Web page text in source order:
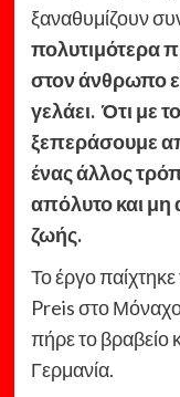
ξαναθυμίζουν
πολυτιμότερα
στον άνθρωπο
γελάει. Ότι με
ξεπεράσουμε
ένας άλλος
απόλυτο και μη
ζωής.
Το έργο
Preis στο Μόναχο
πήρε το βραβείο
Γερμανία.